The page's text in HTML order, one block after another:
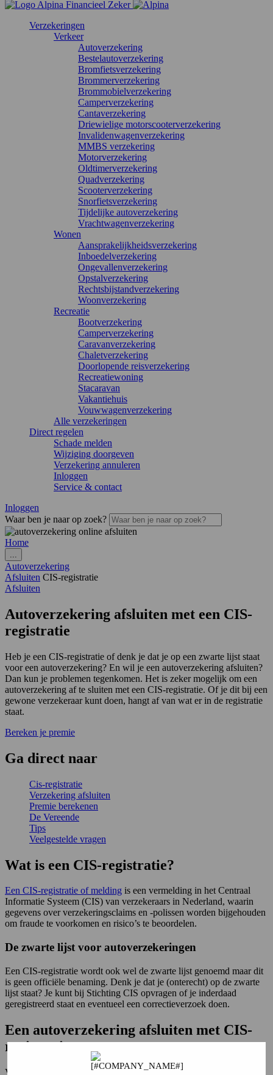
Verzekeringen
Verkeer
Autoverzekering
Bestelautoverzekering
Bromfietsverzekering
Brommerverzekering
Brommobielverzekering
Camperverzekering
Cantaverzekering
Driewielige motorscooterverzekering
Invalidenwagenverzekering
MMBS verzekering
Motorverzekering
Oldtimerverzekering
Quadverzekering
Scooterverzekering
Snorfietsverzekering
Tijdelijke autoverzekering
Vrachtwagenverzekering
Wonen
Aansprakelijkheidsverzekering
Inboedelverzekering
Ongevallenverzekering
Opstalverzekering
Rechtsbijstandverzekering
Woonverzekering
Recreatie
Bootverzekering
Camperverzekering
Caravanverzekering
Chaletverzekering
Doorlopende reisverzekering
Recreatiewoning
Stacaravan
Vakantiehuis
Vouwwagenverzekering
Alle verzekeringen
Direct regelen
Schade melden
Wijziging doorgeven
Verzekering annuleren
Inloggen
Service & contact
Inloggen
Waar ben je naar op zoek?
Home
...
Autoverzekering
Afsluiten CIS-registratie
Afsluiten
Autoverzekering afsluiten met een CIS­­
registratie
Heb je een CIS-registratie of denk je dat je op een zwarte lijst staat
voor een autoverzekering? En wil je een autoverzekering afsluiten?
Dan kun je problemen tegenkomen. Het is zeker mogelijk om een
autoverzekering af te sluiten met een CIS-registratie. Of je dit bij een
gewone verzekeraar kunt doen, hangt af van wat er in de registratie
staat.
Bereken je premie
Ga direct naar
Cis-registratie
Verzekering afsluiten
Premie berekenen
De Vereende
Tips
Veelgestelde vragen
Wat is een CIS-registratie?
Een CIS-registratie of melding is een vermelding in het Centraal
Informatie Systeem (CIS) van verzekeraars in Nederland, waarin
gegevens over verzekeringsclaims en -polissen worden bijgehouden
om fraude te voorkomen en risico’s te beoordelen.
De zwarte lijst voor autoverzekeringen
Een CIS-registratie wordt ook wel de zwarte lijst genoemd maar dit
is geen officiële benaming. Denk je dat je (onterecht) op de zwarte
lijst staat? Je kunt bij Stichting CIS opvragen of je inderdaad
geregistreerd staat en eventueel een correctieverzoek doen.
Een autoverzekering afsluiten met CIS-
registratie
Veel verzekeringsmaatschappijen nemen namelijk geen klanten met